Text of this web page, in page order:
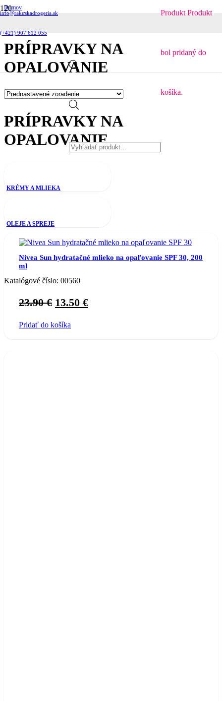
info@rakuskadrogeria.sk
(+421) 907 612 055
Products
search
Produkt Produkt
bol pridaný do
košíka.
Domov
Kozmetika
PRÍPRAVKY NA
OPALOVANIE
PRÍPRAVKY NA
OPALOVANIE
KRÉMY A MLIEKA
OLEJE A SPREJE
Nivea Sun hydratačné mlieko na opaľovanie SPF 30, 200
ml
Katalógové číslo: 00560
23.90€ Original
was:
13.50 €Current
Pridať do košíka